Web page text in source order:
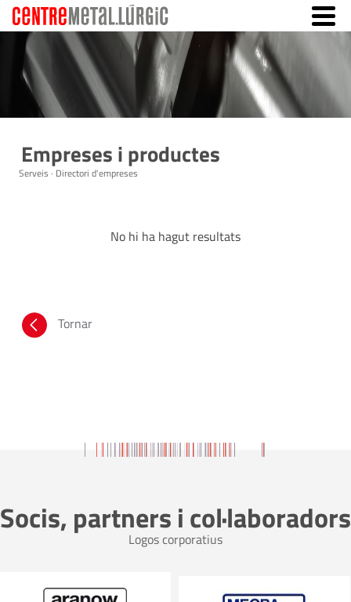
Empreses i productes
Serveis · Directori d'empreses
No hi ha hagut resultats
Tornar
Socis, partners i col·laboradors
Logos corporatius